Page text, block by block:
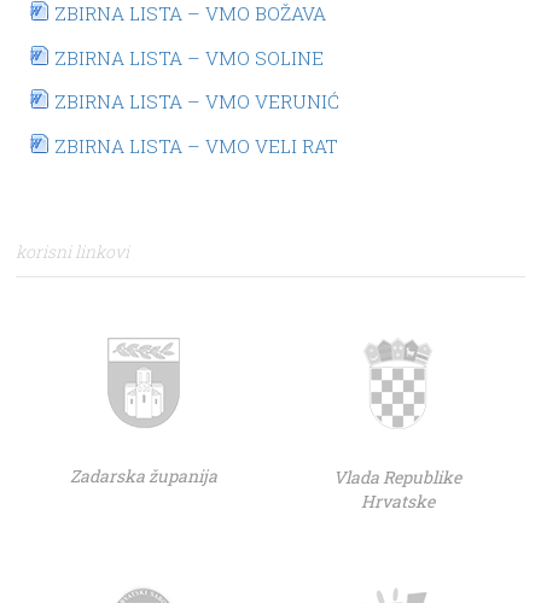
ZBIRNA LISTA – VMO BOŽAVA
ZBIRNA LISTA – VMO SOLINE
ZBIRNA LISTA – VMO VERUNIĆ
ZBIRNA LISTA – VMO VELI RAT
korisni linkovi
Zadarska županija
Vlada Republike
Hrvatske